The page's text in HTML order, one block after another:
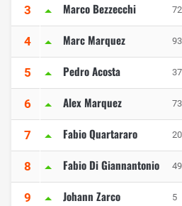
3 Marco Bezzecchi 72
4 Marc Marquez 93
5 Pedro Acosta 37
6 Alex Marquez 73
7 Fabio Quartararo 20
8 Fabio Di Giannantonio 49
9 Johann Zarco 5